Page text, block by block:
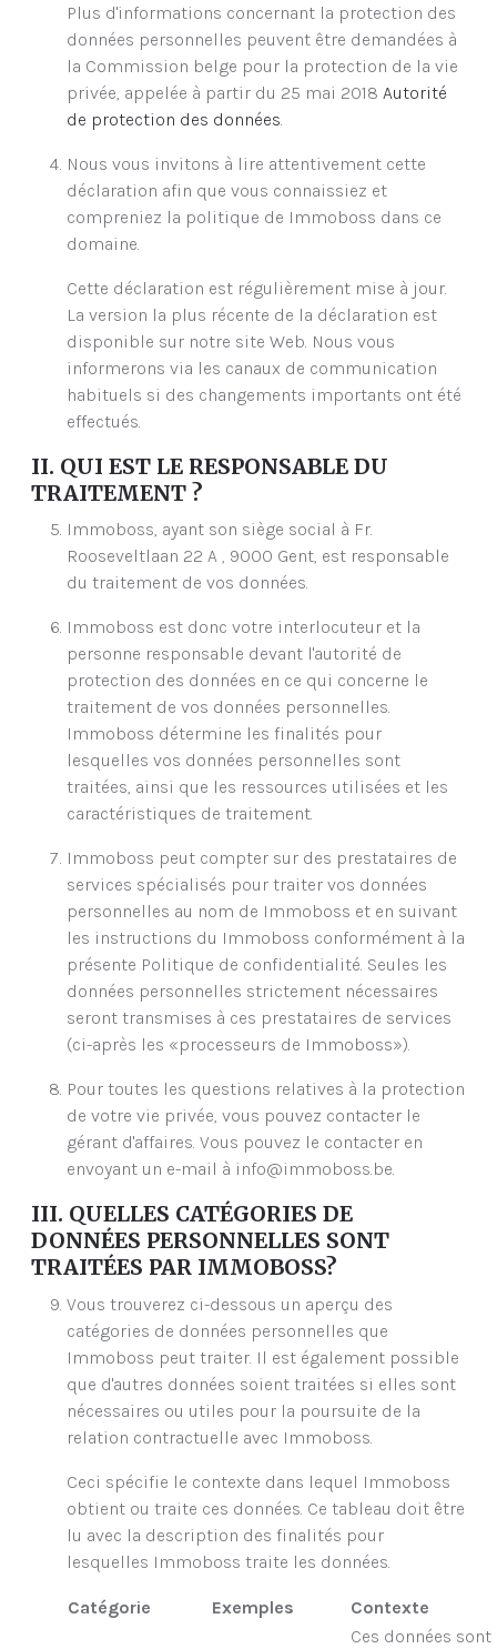
Plus d'informations concernant la protection des
données personnelles peuvent être demandées à
la Commission belge pour la protection de la vie
privée, appelée à partir du 25 mai 2018 Autorité
de protection des données
Nous vous invitons à lire attentivement cette
déclaration afin que vous connaissiez et
compreniez la politique de Immoboss dans ce
domaine.
Cette déclaration est régulièrement mise à jour.
La version la plus récente de la déclaration est
disponible sur notre site Web. Nous vous
informerons via les canaux de communication
habituels si des changements importants ont été
effectués.
II. QUI EST LE RESPONSABLE DU
TRAITEMENT ?
Immoboss, ayant son siège social à Fr.
Rooseveltlaan 22 A , 9000 Gent, est responsable
du traitement de vos données.
Immoboss est donc votre interlocuteur et la
personne responsable devant l'autorité de
protection des données en ce qui concerne le
traitement de vos données personnelles.
Immoboss détermine les finalités pour
lesquelles vos données personnelles sont
traitées, ainsi que les ressources utilisées et les
caractéristiques de traitement.
Immoboss peut compter sur des prestataires de
services spécialisés pour traiter vos données
personnelles au nom de Immoboss et en suivant
les instructions du Immoboss conformément à la
présente Politique de confidentialité. Seules les
données personnelles strictement nécessaires
seront transmises à ces prestataires de services
(ci-après les «processeurs de Immoboss»).
Pour toutes les questions relatives à la protection
de votre vie privée, vous pouvez contacter le
gérant d'affaires. Vous pouvez le contacter en
envoyant un e-mail à info@immoboss.be.
III. QUELLES CATÉGORIES DE
DONNÉES PERSONNELLES SONT
TRAITÉES PAR IMMOBOSS?
Vous trouverez ci-dessous un aperçu des
catégories de données personnelles que
Immoboss peut traiter. Il est également possible
que d'autres données soient traitées si elles sont
nécessaires ou utiles pour la poursuite de la
relation contractuelle avec Immoboss.
Ceci spécifie le contexte dans lequel Immoboss
obtient ou traite ces données. Ce tableau doit être
lu avec la description des finalités pour
lesquelles Immoboss traite les données.
Catégorie Exemples Contexte
Ces données sont